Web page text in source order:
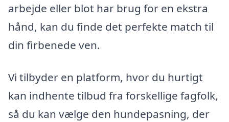
arbejde eller blot har brug for en ekstra
hånd, kan du finde det perfekte match til
din firbenede ven.
Vi tilbyder en platform, hvor du hurtigt
kan indhente tilbud fra forskellige fagfolk,
så du kan vælge den hundepasning, der